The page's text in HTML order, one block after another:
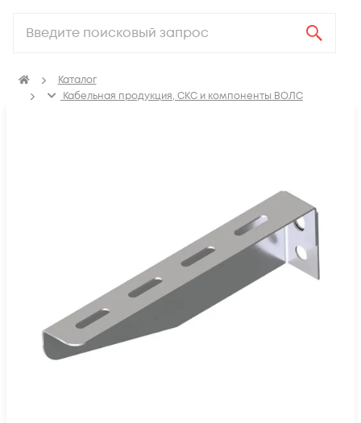
Каталог
Кабельная продукция, СКС и компоненты ВОЛС